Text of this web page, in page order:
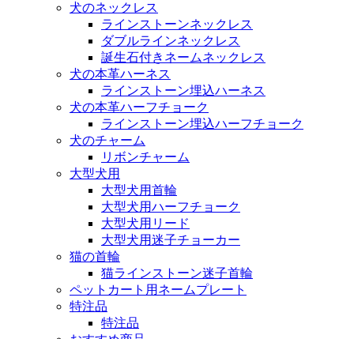
犬のネックレス
ラインストーンネックレス
ダブルラインネックレス
誕生石付きネームネックレス
犬の本革ハーネス
ラインストーン埋込ハーネス
犬の本革ハーフチョーク
ラインストーン埋込ハーフチョーク
犬のチャーム
リボンチャーム
大型犬用
大型犬用首輪
大型犬用ハーフチョーク
大型犬用リード
大型犬用迷子チョーカー
猫の首輪
猫ラインストーン迷子首輪
ペットカート用ネームプレート
特注品
特注品